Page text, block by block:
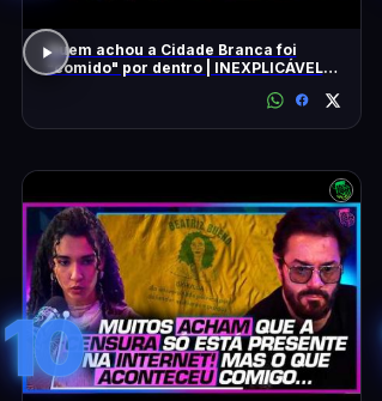
Quem achou a Cidade Branca foi
"comido" por dentro | INEXPLICÁVEL
10